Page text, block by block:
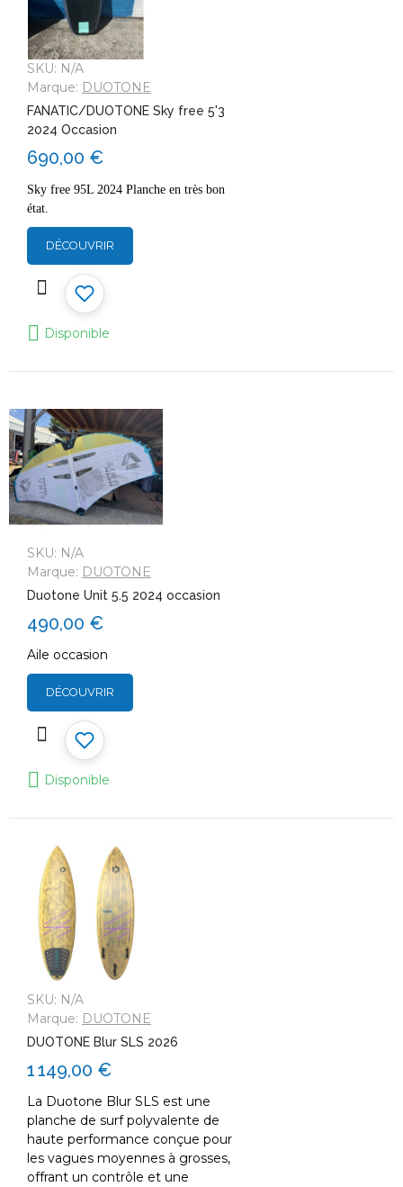
SKU: N/A
Marque: DUOTONE
FANATIC/DUOTONE Sky free 5'3
2024 Occasion
690,00 €
Sky free 95L 2024 Planche en très bon
état.
DÉCOUVRIR
Disponible
SKU: N/A
Marque: DUOTONE
Duotone Unit 5.5 2024 occasion
490,00 €
Aile occasion
DÉCOUVRIR
Disponible
SKU: N/A
Marque: DUOTONE
DUOTONE Blur SLS 2026
1 149,00 €
La Duotone Blur SLS est une
planche de surf polyvalente de
haute performance conçue pour
les vagues moyennes à grosses,
offrant un contrôle et une